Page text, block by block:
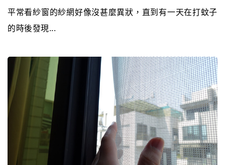
平常看紗窗的紗網好像沒甚麼異狀，直到有一天在打蚊子
的時後發現...